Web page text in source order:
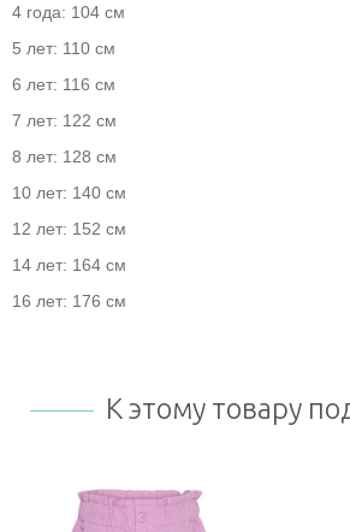
4 года: 104 см
5 лет: 110 см
6 лет: 116 см
7 лет: 122 см
8 лет: 128 см
10 лет: 140 см
12 лет: 152 см
14 лет: 164 см
16 лет: 176 см
К этому товару